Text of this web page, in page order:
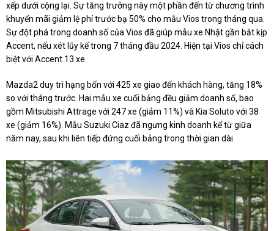
xếp dưới cộng lại. Sự tăng trưởng này một phần đến từ chương trình
khuyến mãi giảm lệ phí trước bạ 50% cho mẫu Vios trong tháng qua.
Sự đột phá trong doanh số của Vios đã giúp mẫu xe Nhật gần bắt kịp
Accent, nếu xét lũy kế trong 7 tháng đầu 2024. Hiện tại Vios chỉ cách
biệt với Accent 13 xe.
Mazda2 duy trì hạng bốn với 425 xe giao đến khách hàng, tăng 18%
so với tháng trước. Hai mẫu xe cuối bảng đều giảm doanh số, bao
gồm Mitsubishi Attrage với 247 xe (giảm 11%) và Kia Soluto với 38
xe (giảm 16%). Mẫu Suzuki Ciaz đã ngưng kinh doanh kể từ giữa
năm nay, sau khi liên tiếp đứng cuối bảng trong thời gian dài.